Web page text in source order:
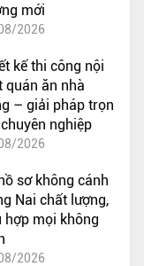
mới
2026
kế thi công nội
quán ăn nhà
– giải pháp trọn
nghiệp
2026
sơ không cánh
Nai chất lượng,
hợp mọi không
2026